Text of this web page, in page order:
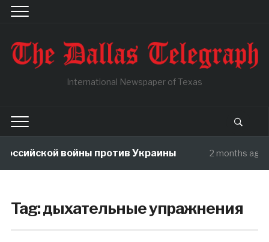
International Newspaper of Texas
войны против Украины 2 months ago
Tag:дыхательные упражнения